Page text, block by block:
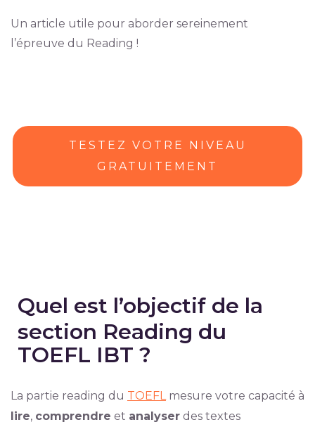
Un article utile pour aborder sereinement
l’épreuve du Reading !
TESTEZ VOTRE NIVEAU
GRATUITEMENT
Quel est l’objectif de la
section Reading du
TOEFL IBT ?
La partie reading du TOEFLmesure votre capacité à
lire, comprendre et analyser des textes